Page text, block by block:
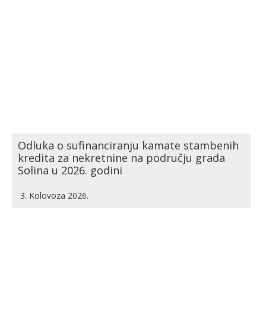
Odluka o sufinanciranju kamate stambenih
kredita za nekretnine na području grada
Solina u 2026. godini
3. Kolovoza 2026.